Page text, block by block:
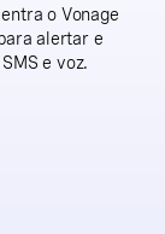
o Vonage
alertar e
e voz.